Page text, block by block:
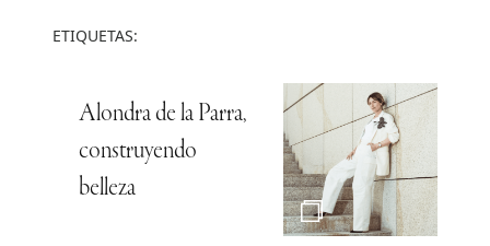
ETIQUETAS:
Alondra de la Parra,
construyendo
belleza